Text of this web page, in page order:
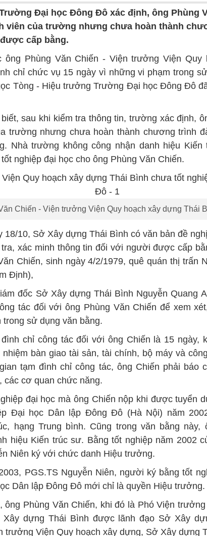
Đại học Đông Đô xác định, ông Phùng
viên của trường nhưng chưa hoàn thành
cấp bằng.
ông Phùng Văn Chiến - Viện trưởng Viện Quy
chỉ chức vụ 15 ngày vì những vi phạm trong
Tòng - Hiệu trưởng Trường Đại học Đông Đô
sau khi kiểm tra thông tin, trường xác định,
trường nhưng chưa hoàn thành chương trình
Nhà trường không công nhận danh hiệu
nghiệp đại học cho ông Phùng Văn Chiến.
Chiến - Viện trưởng Viện Quy hoạch xây dựng Thái
18/10, Sở Xây dựng Thái Bình có văn bản đề
xác minh thông tin đối với người được cấp
Chiến, sinh ngày 4/2/1979, quê quán thị trấn
Định),
đốc Sở Xây dựng Thái Bình Nguyễn Quang
tác đối với ông Phùng Văn Chiến để xem
trong sử dụng văn bằng.
chỉ công tác đối với ông Chiến là 15 ngày,
nhiệm bàn giao tài sản, tài chính, bộ máy và
tạm đình chỉ công tác, ông Chiến phải báo
các cơ quan chức năng.
đại học mà ông Chiến nộp khi được tuyển
Đại học Dân lập Đông Đô (Hà Nội) năm
hạng Trung bình. Cũng trong văn bằng này,
hiệu Kiến trúc sư. Bằng tốt nghiệp năm 2002
Niên ký với chức danh Hiệu trưởng.
PGS.TS Nguyễn Niên, người ký bằng tốt
Dân lập Đông Đô mới chỉ là quyền Hiệu trưởng.
ông Phùng Văn Chiến, khi đó là Phó Viện
dựng Thái Bình được lãnh đạo Sở Xây
trưởng Viện Quy hoạch xây dựng, Sở Xây dựng